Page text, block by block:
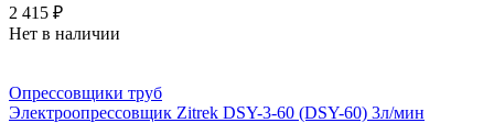
2 415 ₽
Нет в наличии
Опрессовщики труб
Электроопрессовщик Zitrek DSY-3-60 (DSY-60) 3л/мин